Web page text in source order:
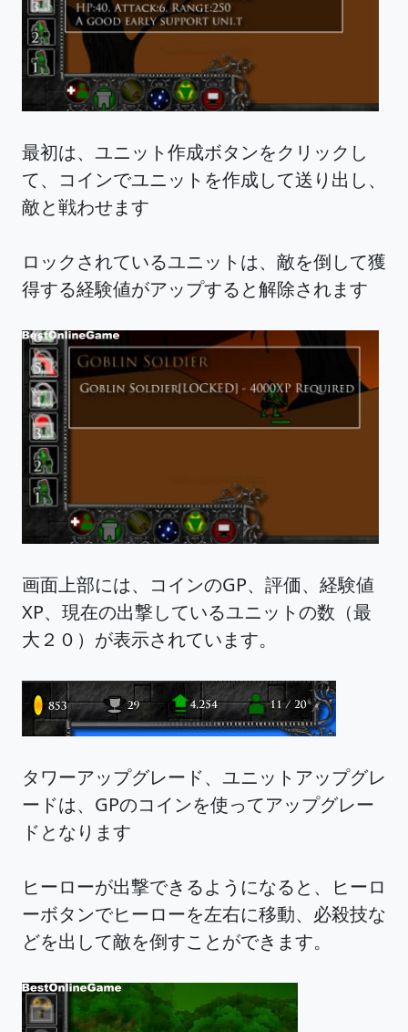
最初は、ユニット作成ボタンをクリックし
て、コインでユニットを作成して送り出し、
敵と戦わせます
ロックされているユニットは、敵を倒して獲
得する経験値がアップすると解除されます
画面上部には、コインのGP、評価、経験値
XP、現在の出撃しているユニットの数（最
大２０）が表示されています。
タワーアップグレード、ユニットアップグレ
ードは、GPのコインを使ってアップグレー
ドとなります
ヒーローが出撃できるようになると、ヒーロ
ーボタンでヒーローを左右に移動、必殺技な
どを出して敵を倒すことができます。